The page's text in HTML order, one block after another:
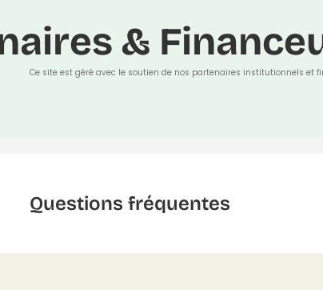
&
Ce site est géré avec le soutien de nos partenaires institutionnels
Questions fréquentes